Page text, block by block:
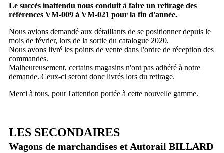
Le succès inattendu nous conduit à faire un retirage des
références VM-009 à VM-021 pour la fin d'année.
Nous avions demandé aux détaillants de se positionner depuis le
mois de février, lors de la sortie du catalogue 2020.
Nous avons livré les points de vente dans l'ordre de réception des
commandes.
Malheureusement, certains magasins n'ont pas adhéré à notre
demande. Ceux-ci seront donc livrés lors du retirage.
Merci à tous, pour l'attention portée à cette nouvelle gamme.
LES SECONDAIRES
Wagons de marchandises et Autorail BILLARD